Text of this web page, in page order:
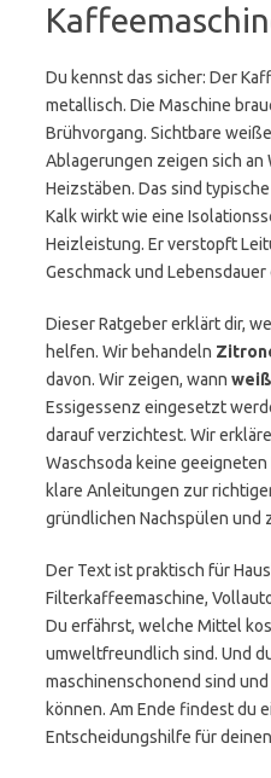
Du kennst das sicher: Der
metallisch. Die Maschine
Brühvorgang. Sichtbare
Ablagerungen zeigen sich
Heizstäben. Das sind
Kalk wirkt wie eine
Heizleistung. Er verstopft
Geschmack und
Dieser Ratgeber erklärt dir,
helfen. Wir behandeln
davon. Wir zeigen, wann
Essigessenz eingesetzt
darauf verzichtest. Wir
Waschsoda keine
klare Anleitungen zur
gründlichen Nachspülen und
Der Text ist praktisch für
Filterkaffeemaschine,
Du erfährst, welche Mittel
umweltfreundlich sind. Und
maschinenschonend sind
können. Am Ende findest du
Entscheidungshilfe für